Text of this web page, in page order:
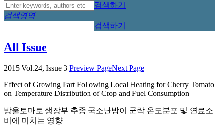
검색하기
검색영역
검색하기
All Issue
2015 Vol.24, Issue 3 Preview PageNext Page
Effect of Growing Part Following Local Heating for Cherry Tomato
on Temperature Distribution of Crop and Fuel Consumption
방울토마토 생장부 추종 국소난방이 군락 온도분포 및 연료소
비에 미치는 영향